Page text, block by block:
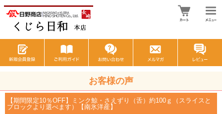
お客様の声
【期間限定10％OFF】ミンク鯨・さえずり（舌）約100ｇ（スライスと
ブロックより選べます）【南氷洋産】